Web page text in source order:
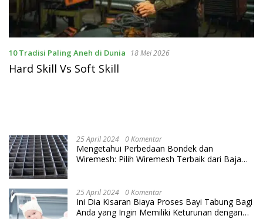
10 Tradisi Paling Aneh di Dunia 18 Mei 2026
Hard Skill Vs Soft Skill
25 April 2024 0 Komentar
Mengetahui Perbedaan Bondek dan
Wiremesh: Pilih Wiremesh Terbaik dari Baja
25 April 2024 0 Komentar
Ini Dia Kisaran Biaya Proses Bayi Tabung Bagi
Anda yang Ingin Memiliki Keturunan dengan